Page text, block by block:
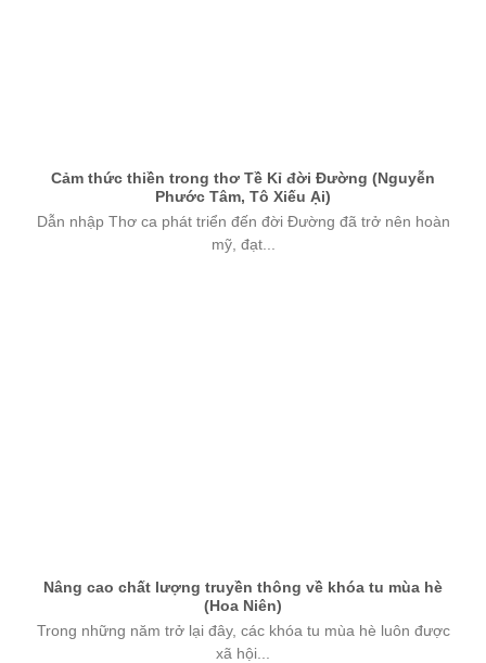
Cảm thức thiền trong thơ Tề Kỉ đời Đường (Nguyễn
Phước Tâm, Tô Xiếu Ại)
Dẫn nhập Thơ ca phát triển đến đời Đường đã trở nên hoàn
mỹ, đạt...
Nâng cao chất lượng truyền thông về khóa tu mùa hè
(Hoa Niên)
Trong những năm trở lại đây, các khóa tu mùa hè luôn được
xã hội...